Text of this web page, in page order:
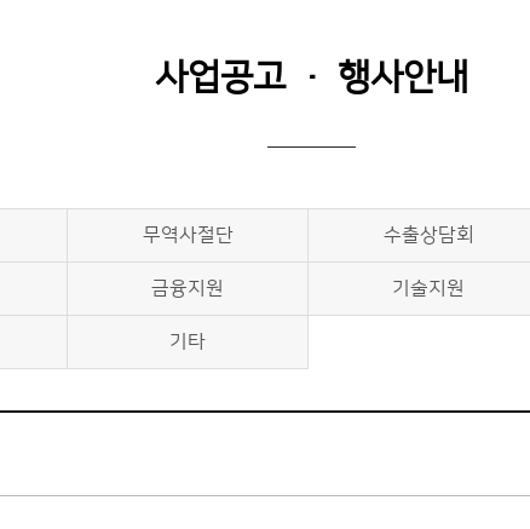
사업공고 · 행사안내
무역사절단 수출상담회
금융지원 기술지원
기타